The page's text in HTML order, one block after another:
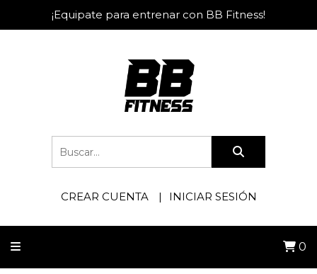
¡Equipate para entrenar con BB Fitness!
CREAR CUENTA INICIAR SESIÓN
0